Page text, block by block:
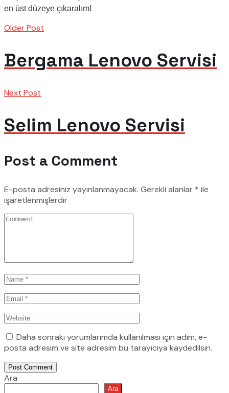
en üst düzeye çıkaralım!
Older Post
Bergama Lenovo Servisi
Next Post
Selim Lenovo Servisi
Post a Comment
E-posta adresiniz yayınlanmayacak. Gerekli alanlar * ile
işaretlenmişlerdir
Daha sonraki yorumlarımda kullanılması için adım, e-
posta adresim ve site adresim bu tarayıcıya kaydedilsin.
Post Comment
Ara
Ara